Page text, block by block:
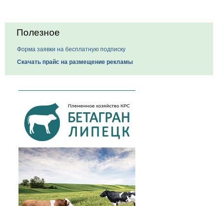
Полезное
Форма заявки на бесплатную подписку
Скачать прайс на размещение рекламы